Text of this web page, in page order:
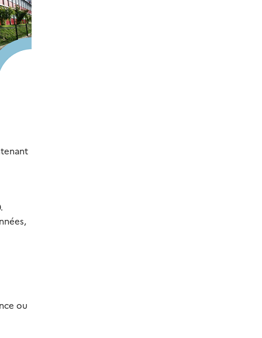
ou